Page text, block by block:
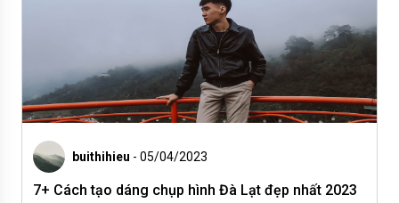
buithihieu - 05/04/2023
7+ Cách tạo dáng chụp hình Đà Lạt đẹp nhất 2023